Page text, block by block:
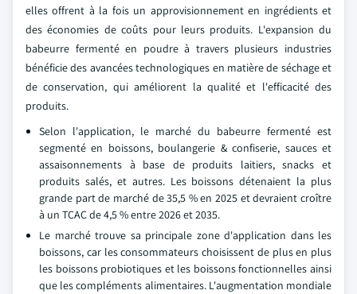
elles offrent à la fois un approvisionnement en ingrédients et
des économies de coûts pour leurs produits. L'expansion du
babeurre fermenté en poudre à travers plusieurs industries
bénéficie des avancées technologiques en matière de séchage et
de conservation, qui améliorent la qualité et l'efficacité des
produits.
Selon l'application, le marché du babeurre fermenté est
segmenté en boissons, boulangerie & confiserie, sauces et
assaisonnements à base de produits laitiers, snacks et
produits salés, et autres. Les boissons détenaient la plus
grande part de marché de 35,5 % en 2025 et devraient croître
à un TCAC de 4,5 % entre 2026 et 2035.
Le marché trouve sa principale zone d'application dans les
boissons, car les consommateurs choisissent de plus en plus
les boissons probiotiques et les boissons fonctionnelles ainsi
que les compléments alimentaires. L'augmentation mondiale